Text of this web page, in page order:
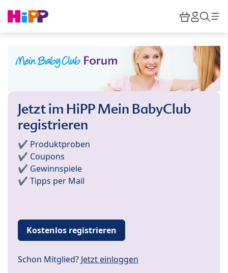
HiPP
Jetzt im HiPP Mein BabyClub
registrieren
✔️ Produktproben
✔️ Coupons
✔️ Gewinnspiele
✔️ Tipps per Mail
Kostenlos registrieren
Schon Mitglied? Jetzt einloggen